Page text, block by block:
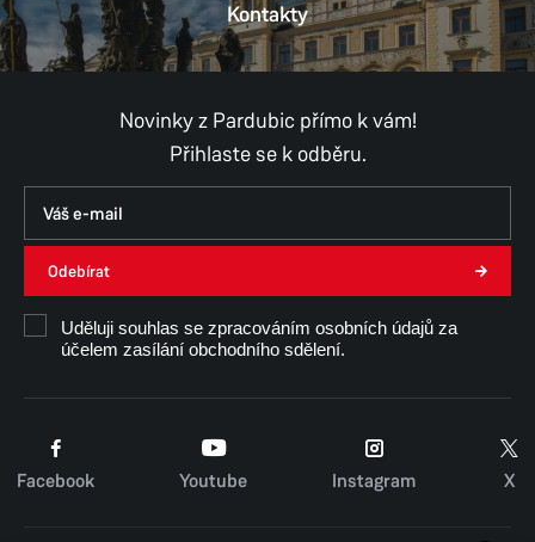
Kontakty
Novinky z Pardubic přímo k vám!
Přihlaste se k odběru.
Odebírat
Uděluji souhlas se zpracováním osobních údajů za
účelem zasílání obchodního sdělení.
Facebook Youtube Instagram X